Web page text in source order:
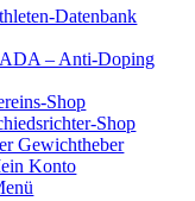
Datenbank
– Anti-Doping
Shop
Shop
Gewichtheber
Konto